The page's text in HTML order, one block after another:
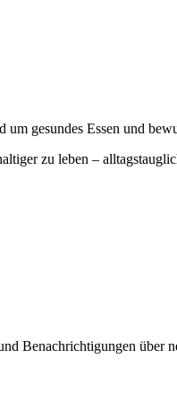
gesundes Essen und
zu leben –
Benachrichtigungen über